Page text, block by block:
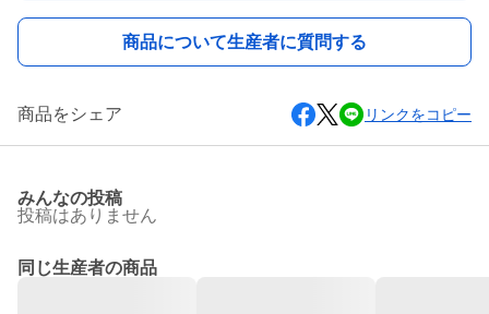
商品について生産者に質問する
商品をシェア リンクをコピー
みんなの投稿
投稿はありません
同じ生産者の商品